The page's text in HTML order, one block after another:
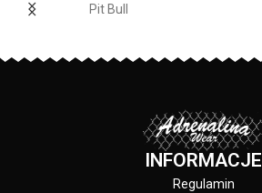
dopasowanym ściągaczem.
Pit Bull
INFORMACJE
Regulamin